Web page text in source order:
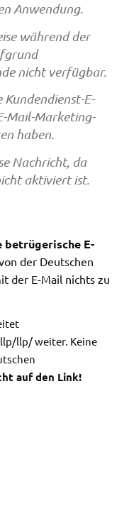
Anwendung.
während der
nicht verfügbar.
E-
Mail-Marketing-
haben.
Nachricht, da
aktiviert ist.
betrügerische E-
der Deutschen
der E-Mail nichts zu
llp/ weiter. Keine
auf den Link!